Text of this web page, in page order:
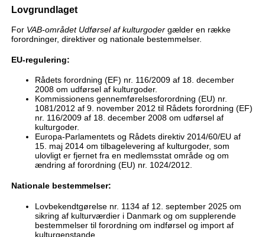
Lovgrundlaget
For VAB-området Udførsel af kulturgodergælder en række
forordninger, direktiver og nationale bestemmelser.
EU-regulering:
Rådets forordning (EF) nr. 116/2009 af 18. december
2008 om udførsel af kulturgoder.
Kommissionens gennemførelsesforordning (EU) nr.
1081/2012 af 9. november 2012 til Rådets forordning (EF)
nr. 116/2009 af 18. december 2008 om udførsel af
kulturgoder.
Europa-Parlamentets og Rådets direktiv 2014/60/EU af
15. maj 2014 om tilbagelevering af kulturgoder, som
ulovligt er fjernet fra en medlemsstat område og om
ændring af forordning (EU) nr. 1024/2012.
Nationale bestemmelser:
Lovbekendtgørelse nr. 1134 af 12. september 2025 om
sikring af kulturværdier i Danmark og om supplerende
bestemmelser til forordning om indførsel og import af
kulturgenstande